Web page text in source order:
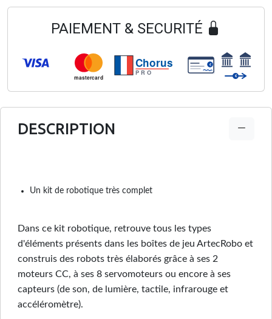
PAIEMENT & SECURITÉ
mastercard
Chorus
PRO
€
€
DESCRIPTION
Un kit de robotique très complet
Dans ce kit robotique, retrouve tous les types
d'éléments présents dans les boîtes de jeu ArtecRobo et
construis des robots très élaborés grâce à ses 2
moteurs CC, à ses 8 servomoteurs ou encore à ses
capteurs (de son, de lumière, tactile, infrarouge et
accéléromètre).